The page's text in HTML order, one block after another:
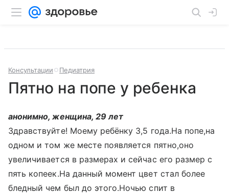
Консультации Педиатрия
Пятно на попе у ребенка
анонимно, женщина, 29 лет
Здравствуйте! Моему ребёнку 3,5 года.На попе,на
одном и том же месте появляется пятно,оно
увеличивается в размерах и сейчас его размер с
пять копеек.На данный момент цвет стал более
бледный чем был до этого.Ночью спит в